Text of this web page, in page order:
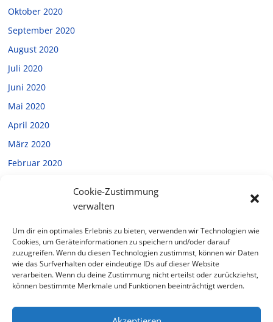
Cookie-Zustimmung
verwalten
Um dir ein optimales Erlebnis zu bieten, verwenden wir Technologien wie
Cookies, um Geräteinformationen zu speichern und/oder darauf
zuzugreifen. Wenn du diesen Technologien zustimmst, können wir Daten
wie das Surfverhalten oder eindeutige IDs auf dieser Website
verarbeiten. Wenn du deine Zustimmung nicht erteilst oder zurückziehst,
können bestimmte Merkmale und Funktionen beeinträchtigt werden.
Oktober 2020
September 2020
August 2020
Juli 2020
Juni 2020
Mai 2020
April 2020
März 2020
Februar 2020
Oktober 2019
September 2019
Juli 2019